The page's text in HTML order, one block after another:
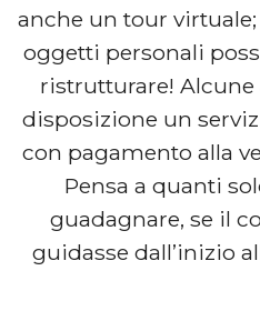
anche un tour
oggetti personali
ristrutturare!
disposizione un
con pagamento alla
Pensa a quanti
guadagnare, se il
guidasse dall’inizio